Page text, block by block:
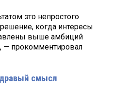
это непростого
когда интересы
выше амбиций
— прокомментировал
смысл